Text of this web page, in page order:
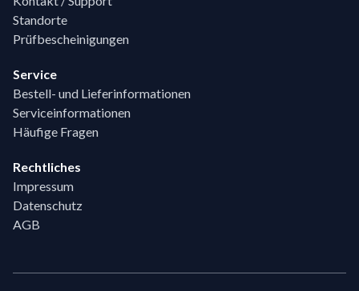
Standorte
Prüfbescheinigungen
Service
Bestell- und Lieferinformationen
Serviceinformationen
Häufige Fragen
Rechtliches
Impressum
Datenschutz
AGB